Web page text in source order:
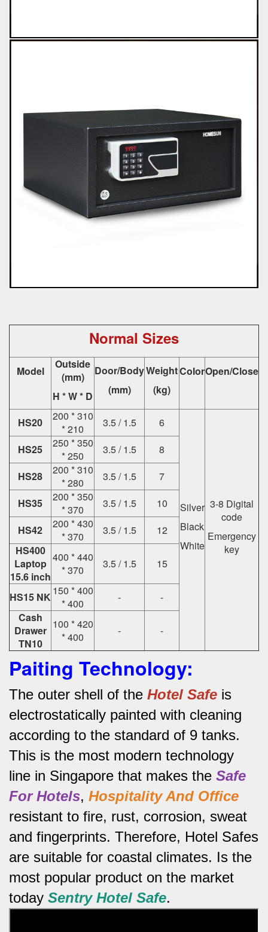
Normal Sizes
Model
Outside
(mm)
H * W * D
Door/Body
(mm)
Weight
(kg)
ColorOpen/Close
HS20
200 * 310
* 210
3.5 / 1.5 6
Silver
Black
White
3-8 Digital
code
Emergency
key
HS25
250 * 350
* 250
3.5 / 1.5
8
HS28
200 * 310
* 280
3.5 / 1.5
7
HS35
200 * 350
* 370
3.5 / 1.5
10
HS42
200 * 430
* 370
3.5 / 1.5
12
HS400
Laptop
15.6 inch
400 * 440
* 370
3.5 / 1.5 15
HS15 NK150 * 400
* 400
-
-
Cash
Drawer
TN10
100 * 420
* 400
- -
Paiting Technology:
The outer shell of the Hotel Safe is
electrostatically painted with cleaning
according to the standard of 9 tanks.
This is the most modern technology
line in Singapore that makes the Safe
For Hotels, Hospitality And Office
resistant to fire, rust, corrosion, sweat
and fingerprints. Therefore, Hotel Safes
are suitable for coastal climates. Is the
most popular product on the market
today Sentry Hotel Safe.